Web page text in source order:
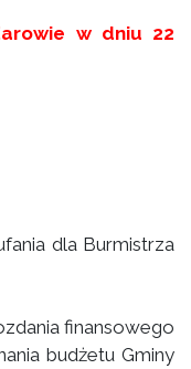
w dniu 22
dla Burmistrza
finansowego
budżetu Gminy